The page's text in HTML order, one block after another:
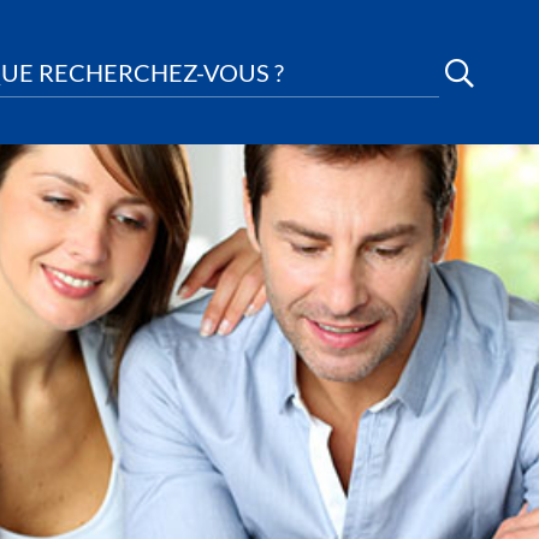
RECHERCHEZ-VOUS ?